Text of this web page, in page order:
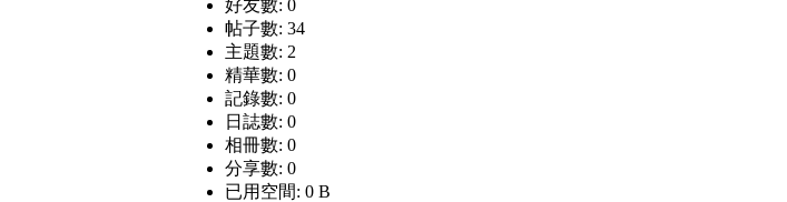
好友數: 0
帖子數: 34
主題數: 2
精華數: 0
記錄數: 0
日誌數: 0
相冊數: 0
分享數: 0
已用空間: 0 B